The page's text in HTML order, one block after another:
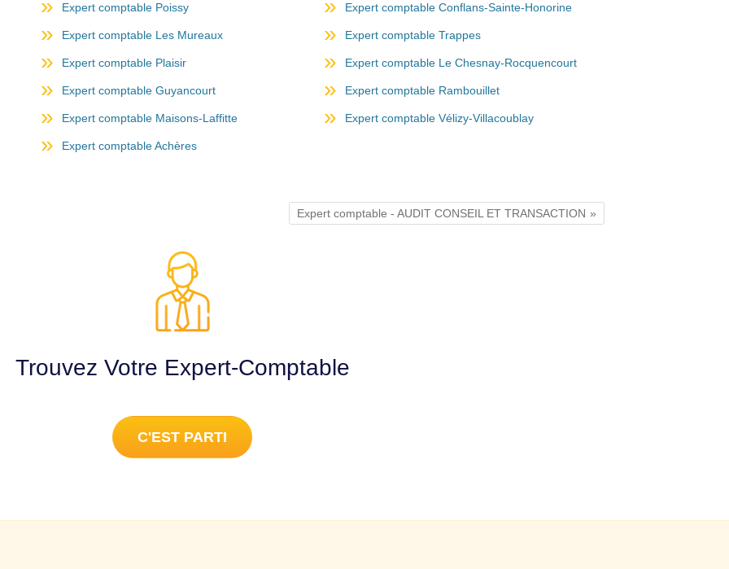
Expert comptable Poissy Expert comptable Conflans-Sainte-Honorine
Expert comptable Les Mureaux Expert comptable Trappes
Expert comptable Plaisir Expert comptable Le Chesnay-Rocquencourt
Expert comptable Guyancourt Expert comptable Rambouillet
Expert comptable Maisons-Laffitte Expert comptable Vélizy-Villacoublay
Expert comptable Achères
Expert comptable - AUDIT CONSEIL ET TRANSACTION
Trouvez Votre Expert-Comptable
C'EST PARTI